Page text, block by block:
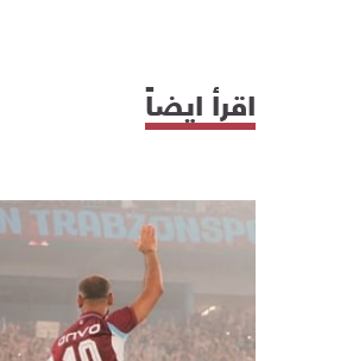
اقرأ ايضاً